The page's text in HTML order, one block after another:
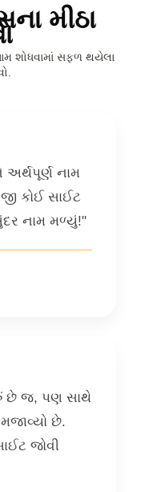
મીઠા
શોધવામાં સફળ થયેલા
અર્થપૂર્ણ નામ
કોઈ સાઈટ
નામ મળ્યું!"
છે જ, પણ સાથે
છે.
જોવી